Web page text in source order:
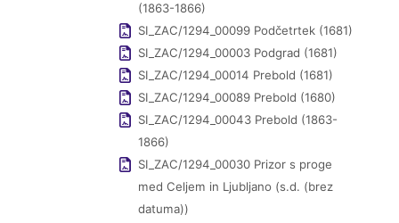
(1863-1866)
SI_ZAC/1294_00099 Podčetrtek (1681)
SI_ZAC/1294_00003 Podgrad (1681)
SI_ZAC/1294_00014 Prebold (1681)
SI_ZAC/1294_00089 Prebold (1680)
SI_ZAC/1294_00043 Prebold (1863-
1866)
SI_ZAC/1294_00030 Prizor s proge
med Celjem in Ljubljano (s.d. (brez
datuma))